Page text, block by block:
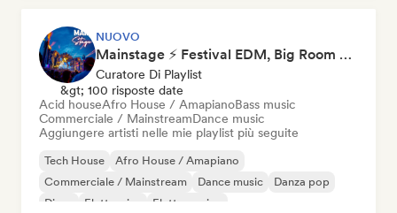
NUOVO
Mainstage ⚡ Festival EDM, Big Room & House Anthems
Curatore Di Playlist
&gt; 100 risposte date
Acid houseAfro House / AmapianoBass music
Commerciale / MainstreamDance music
Aggiungere artisti nelle mie playlist più seguite
Tech House
Afro House / Amapiano
Commerciale / Mainstream
Dance music
Danza pop
Disco
Elettronica Elettro swing